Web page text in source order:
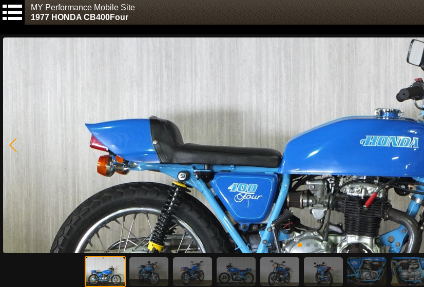
MY Performance Mobile Site
1977 HONDA CB400Four